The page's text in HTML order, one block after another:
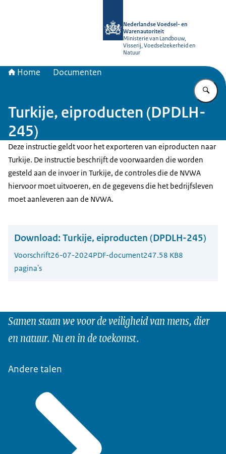
Nederlandse Voedsel- en
Warenautoriteit
Ministerie van Landbouw,
Visserij, Voedselzekerheid en
Natuur
Home Documenten
Turkije, eiproducten (DPDLH-
245)
Deze instructie geldt voor het exporteren van eiproducten naar
Turkije. De instructie beschrijft de voorwaarden die worden
gesteld aan de invoer in Turkije, de controles die de NVWA
hiervoor moet uitvoeren, en de gegevens die het bedrijfsleven
moet aanleveren aan de NVWA.
Download: Turkije, eiproducten (DPDLH-245)
Voorschrift26-07-2024PDF-document247.58 KB8
pagina's
Samen staan we voor de veiligheid van mens, dier
en natuur. Nu en in de toekomst.
Andere talen